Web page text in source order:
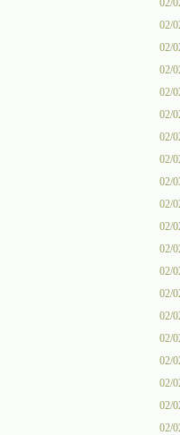
02/
02/
02/
02/
02/
02/
02/
02/
02/
02/
02/
02/
02/
02/
02/
02/
02/
02/
02/
02/